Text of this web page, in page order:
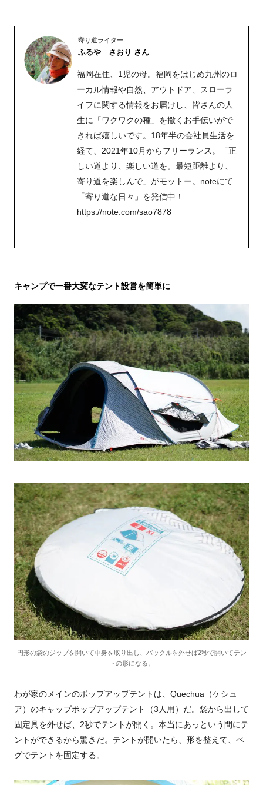
寄り道ライター
ふるや さおり さん
福岡在住、1児の母。福岡をはじめ九州のロ
ーカル情報や自然、アウトドア、スローラ
イフに関する情報をお届けし、皆さんの人
生に「ワクワクの種」を撒くお手伝いがで
きれば嬉しいです。18年半の会社員生活を
経て、2021年10月からフリーランス。「正
しい道より、楽しい道を。最短距離より、
寄り道を楽しんで」がモットー。noteにて
「寄り道な日々」を発信中！
https://note.com/sao7878
キャンプで一番大変なテント設営を簡単に
円形の袋のジップを開いて中身を取り出し、バックルを外せば2秒で開いてテン
トの形になる。
わが家のメインのポップアップテントは、Quechua（ケシュ
ア）のキャップポップアップテント（3人用）だ。袋から出して
固定具を外せば、2秒でテントが開く。本当にあっという間にテ
ントができるから驚きだ。テントが開いたら、形を整えて、ペ
グでテントを固定する。